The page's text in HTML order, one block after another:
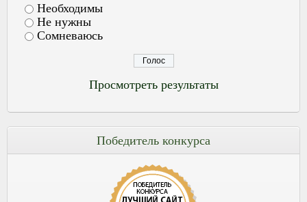
Необходимы
Не нужны
Сомневаюсь
Просмотреть результаты
Победитель конкурса